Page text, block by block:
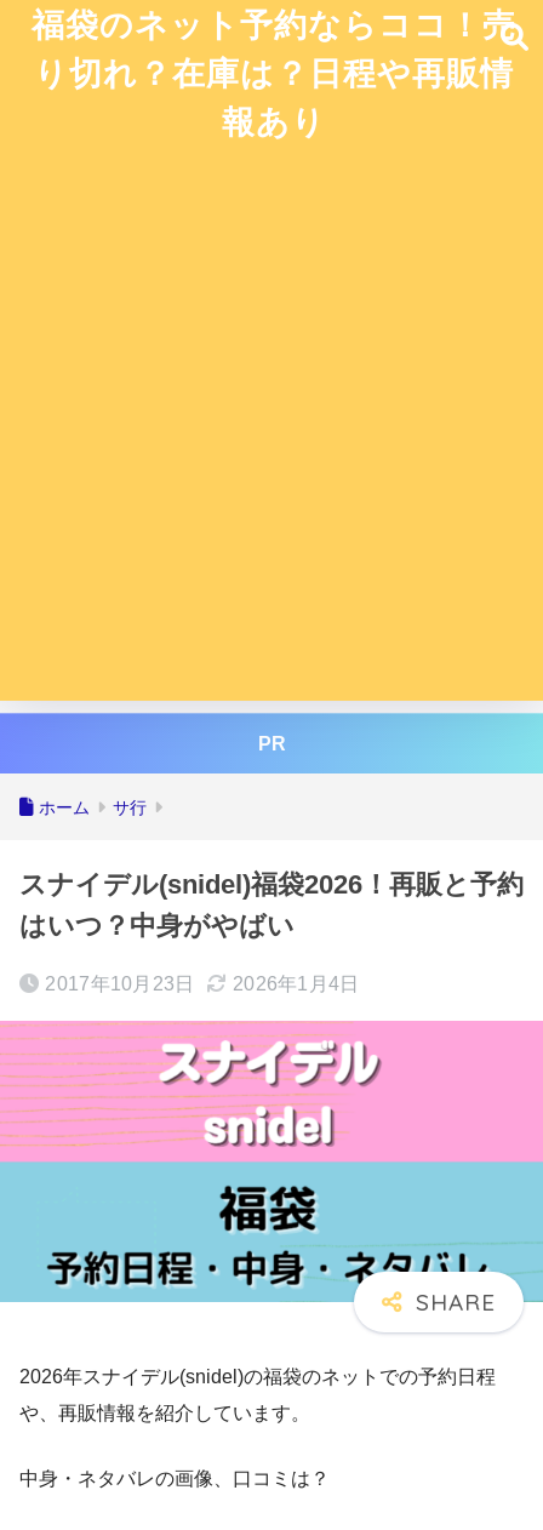
福袋のネット予約ならココ！売
り切れ？在庫は？日程や再販情
報あり
PR
ホーム サ行
スナイデル(snidel)福袋2026！再販と予約
はいつ？中身がやばい
2017年10月23日 2026年1月4日
2026年スナイデル(snidel)の福袋のネットでの予約日程
や、再販情報を紹介しています。
中身・ネタバレの画像、口コミは？